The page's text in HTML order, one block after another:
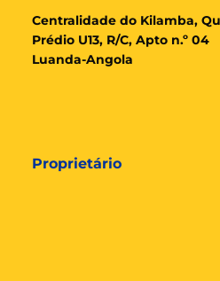
Centralidade do Kilamba,
Prédio U13, R/C, Apto n.º 04
Luanda-Angola
Proprietário